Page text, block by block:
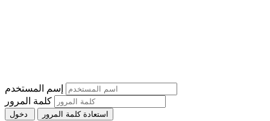
إسم المستخدم
كلمة المرور
استعادة كلمة المرور